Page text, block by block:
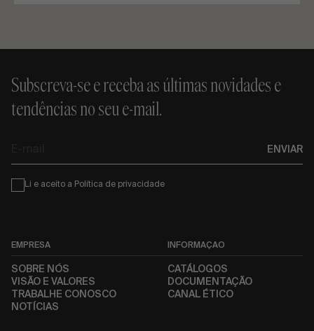
Subscreva-se e receba as últimas novidades e
tendências no seu e-mail.
ENVIAR
Condiciones
Li e aceito a Política de privacidade
EMPRESA
SOBRE NÓS
VISÃO E VALORES
TRABALHE CONOSCO
NOTÍCIAS
INFORMAÇÃO
CATÁLOGOS
DOCUMENTAÇÃO
CANAL ÉTICO